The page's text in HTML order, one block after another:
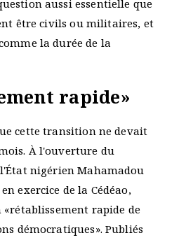
aussi essentielle que
être civils ou militaires, et
la durée de la
rapide»
cette transition ne devait
À l'ouverture du
nigérien Mahamadou
exercice de la Cédéao,
rapide de
démocratiques». Publiés